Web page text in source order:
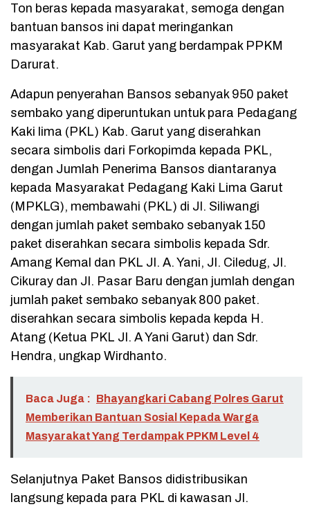
Ton beras kepada masyarakat, semoga dengan
bantuan bansos ini dapat meringankan
masyarakat Kab. Garut yang berdampak PPKM
Darurat.
Adapun penyerahan Bansos sebanyak 950 paket
sembako yang diperuntukan untuk para Pedagang
Kaki lima (PKL) Kab. Garut yang diserahkan
secara simbolis dari Forkopimda kepada PKL,
dengan Jumlah Penerima Bansos diantaranya
kepada Masyarakat Pedagang Kaki Lima Garut
(MPKLG), membawahi (PKL) di Jl. Siliwangi
dengan jumlah paket sembako sebanyak 150
paket diserahkan secara simbolis kepada Sdr.
Amang Kemal dan PKL Jl. A. Yani, Jl. Ciledug, Jl.
Cikuray dan Jl. Pasar Baru dengan jumlah dengan
jumlah paket sembako sebanyak 800 paket.
diserahkan secara simbolis kepada kepda H.
Atang (Ketua PKL Jl. A Yani Garut) dan Sdr.
Hendra, ungkap Wirdhanto.
Baca Juga : Bhayangkari Cabang Polres Garut
Memberikan Bantuan Sosial Kepada Warga
Masyarakat Yang Terdampak PPKM Level 4
Selanjutnya Paket Bansos didistribusikan
langsung kepada para PKL di kawasan Jl.